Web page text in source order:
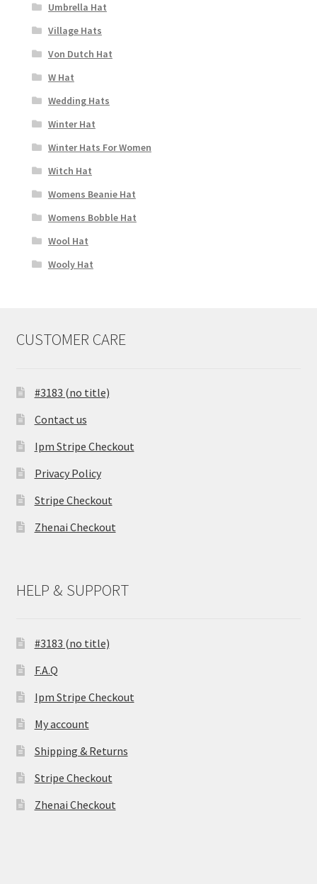
Umbrella Hat
Village Hats
Von Dutch Hat
W Hat
Wedding Hats
Winter Hat
Winter Hats For Women
Witch Hat
Womens Beanie Hat
Womens Bobble Hat
Wool Hat
Wooly Hat
CUSTOMER CARE
#3183 (no title)
Contact us
Ipm Stripe Checkout
Privacy Policy
Stripe Checkout
Zhenai Checkout
HELP & SUPPORT
#3183 (no title)
F.A.Q
Ipm Stripe Checkout
My account
Shipping & Returns
Stripe Checkout
Zhenai Checkout